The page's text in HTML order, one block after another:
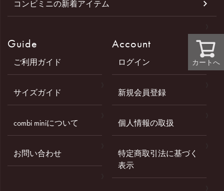
カートへ
コンビミニの新着アイテム
Guide
ご利用ガイド
サイズガイド
combi miniについて
お問い合わせ
Account
ログイン
新規会員登録
個人情報の取扱
特定商取引法に基づく
表示